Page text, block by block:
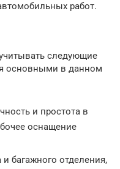
работ.
следующие
основными в данном
и простота в
оснащение
багажного отделения,